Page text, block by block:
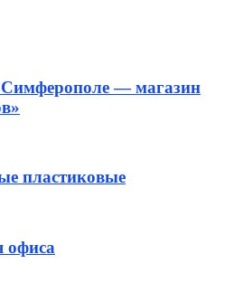
— магазин
пластиковые
офиса